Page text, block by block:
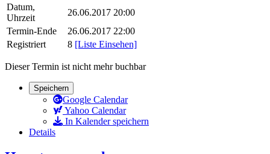
Datum,
Uhrzeit
26.06.2017 20:00
Termin-Ende
26.06.2017 22:00
Registriert
8 [Liste Einsehen]
Dieser Termin ist nicht mehr buchbar
Speichern
Google Calendar
Yahoo Calendar
In Kalender speichern
Details